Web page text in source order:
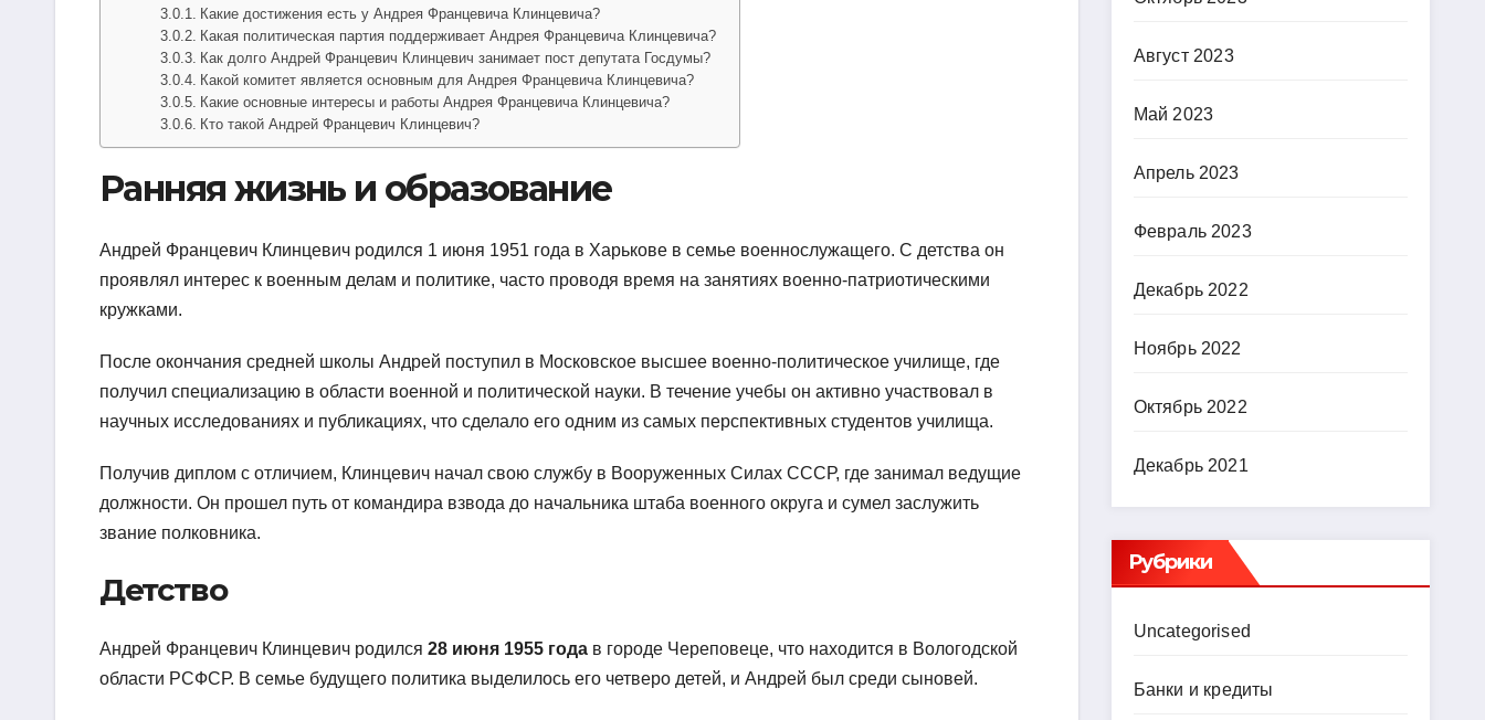
Какие достижения есть у Андрея Францевича Клинцевича?
Какая политическая партия поддерживает Андрея Францевича Клинцевича?
Как долго Андрей Францевич Клинцевич занимает пост депутата Госдумы?
Какой комитет является основным для Андрея Францевича Клинцевича?
Какие основные интересы и работы Андрея Францевича Клинцевича?
Кто такой Андрей Францевич Клинцевич?
Ранняя жизнь и образование
Андрей Францевич Клинцевич родился 1 июня 1951 года в Харькове в семье военнослужащего. С детства он
проявлял интерес к военным делам и политике, часто проводя время на занятиях военно-патриотическими
кружками.
После окончания средней школы Андрей поступил в Московское высшее военно-политическое училище, где
получил специализацию в области военной и политической науки. В течение учебы он активно участвовал в
научных исследованиях и публикациях, что сделало его одним из самых перспективных студентов училища.
Получив диплом с отличием, Клинцевич начал свою службу в Вооруженных Силах СССР, где занимал ведущие
должности. Он прошел путь от командира взвода до начальника штаба военного округа и сумел заслужить
звание полковника.
Детство
Андрей Францевич Клинцевич родился 28 июня 1955 года в городе Череповеце, что находится в Вологодской
области РСФСР. В семье будущего политика выделилось его четверо детей, и Андрей был среди сыновей.
Август 2023
Май 2023
Апрель 2023
Февраль 2023
Декабрь 2022
Ноябрь 2022
Октябрь 2022
Декабрь 2021
Рубрики
Uncategorised
Банки и кредиты